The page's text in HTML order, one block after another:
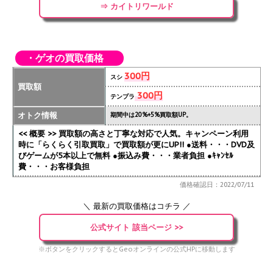
⇒ カイトリワールド
・ゲオの買取価格
買取額
スシ 300円
テンプラ300円
オトク情報 期間中は20%+5%買取額UP。
<< 概要 >> 買取額の高さと丁寧な対応で人気。キャンペーン利用
時に「らくらく引取買取」で買取額が更にUP!! ●送料・・・DVD及
びゲームが5本以上で無料 ●振込み費・・・業者負担 ●ｷｬﾝｾﾙ
費・・・お客様負担
価格確認日：2022/07/11
＼ 最新の買取価格はコチラ ／
公式サイト 該当ページ >>
※ボタンをクリックするとGeoオンラインの公式HPに移動します